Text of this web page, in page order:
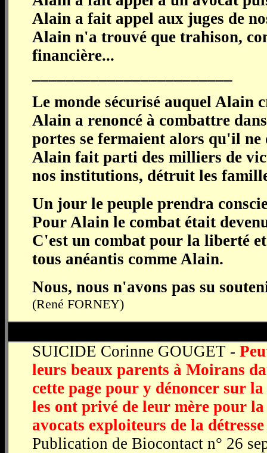
Alain a fait appel aux juges de
Alain n'a trouvé que trahison,
financière...
Le monde sécurisé auquel Alain
Alain a renoncé à combattre
portes se fermaient alors qu'il ne
Alain fait parti des milliers de
nos institutions, détruit les
Un jour le peuple prendra
Pour Alain le combat était
C'est un combat pour la liberté
tous anéantis comme Alain.
Nous, nous n'avons pas su
(René FORNEY)
SUICIDE Corinne GOUGET -
leurs beaux parents à Moirans
cette page pour y dénoncer sur
les ont privé de leur mère pour
avocats exploiteurs de la
Publication de Biocontact n° 26